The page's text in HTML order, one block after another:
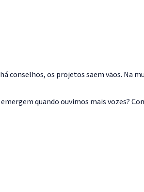
conselhos, os projetos saem vãos. Na
quando ouvimos mais vozes?